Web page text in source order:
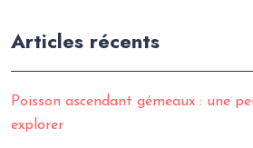
Articles récents
Poisson ascendant gémeaux : une
explorer